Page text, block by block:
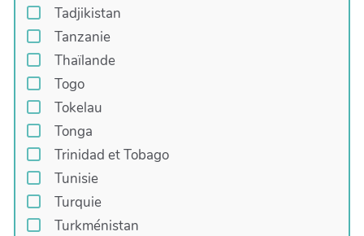
Tadjikistan
Tanzanie
Thaïlande
Togo
Tokelau
Tonga
Trinidad et Tobago
Tunisie
Turquie
Turkménistan